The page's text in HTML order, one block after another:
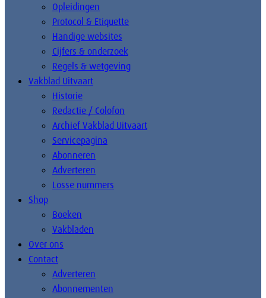
Opleidingen
Protocol & Etiquette
Handige websites
Cijfers & onderzoek
Regels & wetgeving
Vakblad Uitvaart
Historie
Redactie / Colofon
Archief Vakblad Uitvaart
Servicepagina
Abonneren
Adverteren
Losse nummers
Shop
Boeken
Vakbladen
Over ons
Contact
Adverteren
Abonnementen